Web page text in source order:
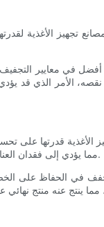
تجهيز الأغذية
في معايير
نقصه، الأمر الذي قد
قدرتها على
مما يؤدي إلى فقدان العناصر الغذائية، وتدهور النكهة، وتغير اللون. في المقابل، تعمل مجففات التفريغ عند درجات حرارة منخفضة، مما يقلل من خطر تلف المنتج بفعل الحرارة.
في الحفاظ على